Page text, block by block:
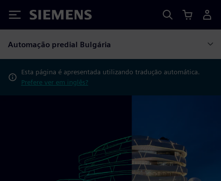
Siemens
Automação predial Bulgária
Esta página é apresentada utilizando tradução automática.
Prefere ver em inglês?